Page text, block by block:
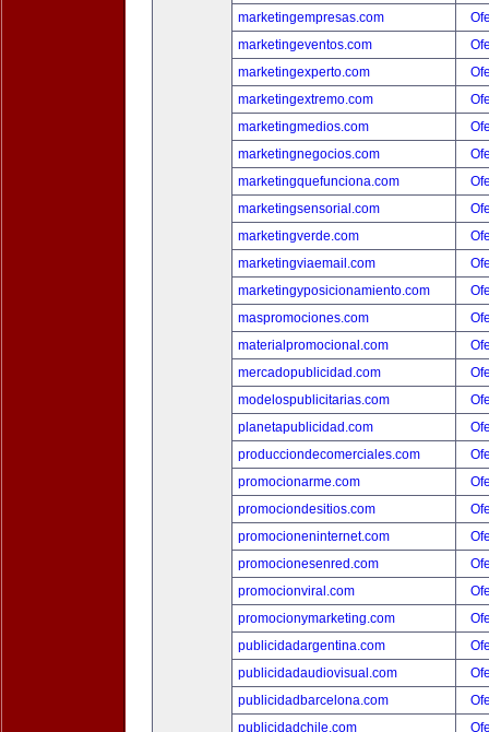
marketingempresas.com
marketingeventos.com
marketingexperto.com
marketingextremo.com
marketingmedios.com
marketingnegocios.com
marketingquefunciona.com
marketingsensorial.com
marketingverde.com
marketingviaemail.com
marketingyposicionamiento.com
maspromociones.com
materialpromocional.com
mercadopublicidad.com
modelospublicitarias.com
planetapublicidad.com
producciondecomerciales.com
promocionarme.com
promociondesitios.com
promocioneninternet.com
promocionesenred.com
promocionviral.com
promocionymarketing.com
publicidadargentina.com
publicidadaudiovisual.com
publicidadbarcelona.com
publicidadchile.com